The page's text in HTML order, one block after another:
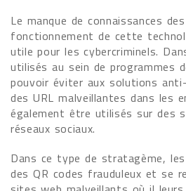
Le manque de connaissances
fonctionnement de cette
utile pour les cybercriminels.
utilisés au sein de programmes
pouvoir éviter aux solutions
des URL malveillantes dans les
également être utilisés sur des
réseaux sociaux.
Dans ce type de stratagème,
des QR codes frauduleux et se